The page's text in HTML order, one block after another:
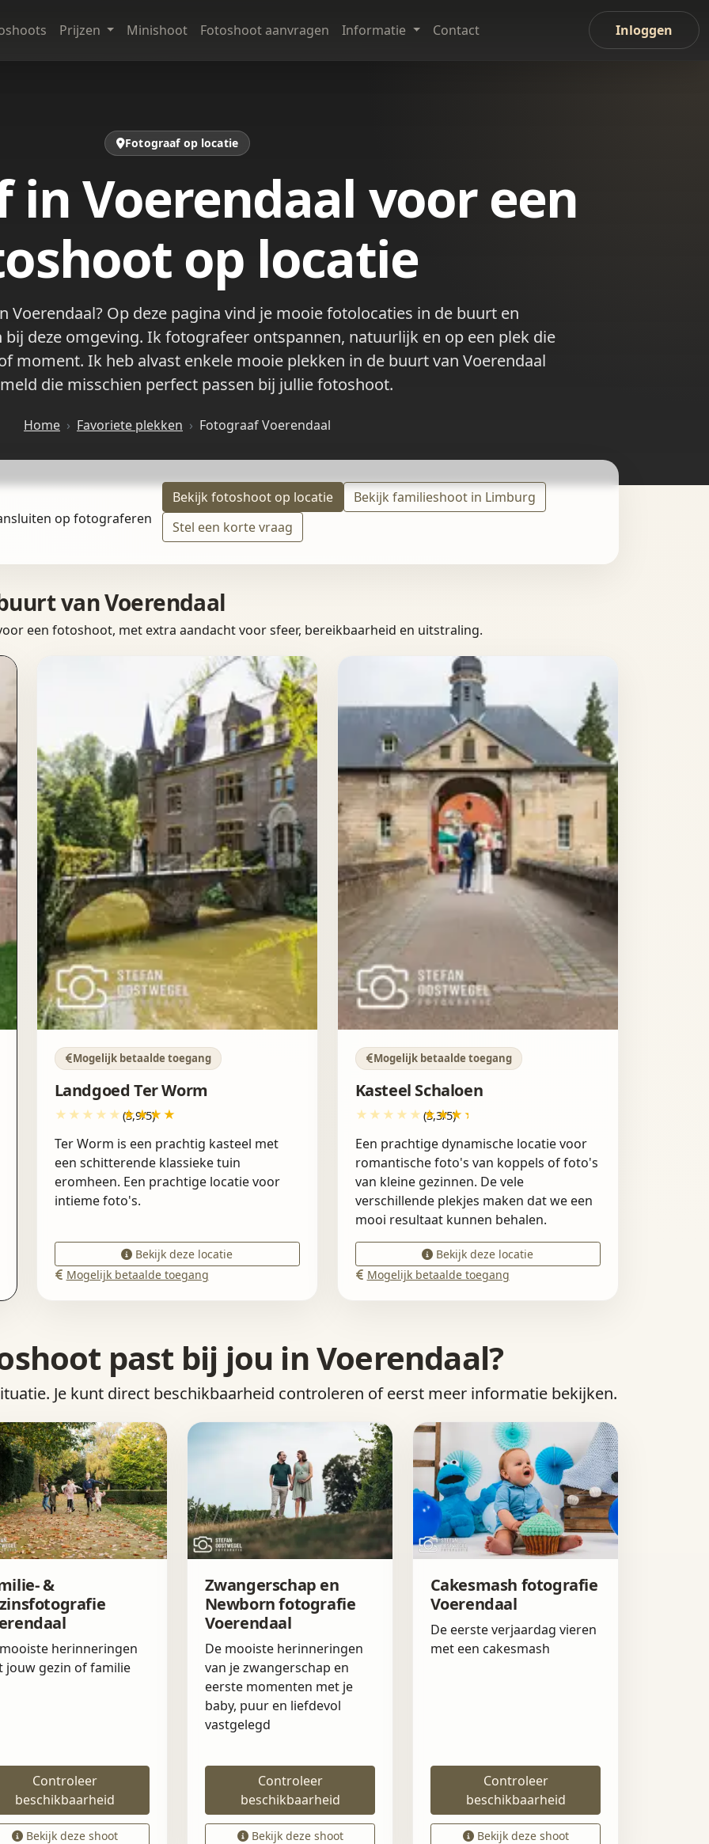
Prijzen Minishoot Fotoshoot aanvragen Informatie Contact Inloggen
Fotograaf op locatie
in Voerendaal voor een
op locatie
Voerendaal? Op deze pagina vind je mooie fotolocaties in de buurt en
deze omgeving. Ik fotografeer ontspannen, natuurlijk en op een plek die
moment. Ik heb alvast enkele mooie plekken in de buurt van Voerendaal
die misschien perfect passen bij jullie fotoshoot.
Home Favoriete plekken Fotograaf Voerendaal
op fotograferen
Bekijk fotoshoot op locatie
Bekijk familieshoot in Limburg
Stel een korte vraag
van Voerendaal
een fotoshoot, met extra aandacht voor sfeer, bereikbaarheid en uitstraling.
Mogelijk betaalde toegang
Landgoed Ter Worm
(3,9/5)
Ter Worm is een prachtig kasteel met
een schitterende klassieke tuin
eromheen. Een prachtige locatie voor
intieme foto's.
Bekijk deze locatie
Mogelijk betaalde toegang
Mogelijk betaalde toegang
Kasteel Schaloen
(3,3/5)
Een prachtige dynamische locatie voor
romantische foto's van koppels of foto's
van kleine gezinnen. De vele
verschillende plekjes maken dat we een
mooi resultaat kunnen behalen.
Bekijk deze locatie
Mogelijk betaalde toegang
past bij jou in Voerendaal?
Je kunt direct beschikbaarheid controleren of eerst meer informatie bekijken.
&
herinneringen
jouw gezin of familie
Controleer
beschikbaarheid
Bekijk deze shoot
Zwangerschap en
Newborn fotografie
Voerendaal
De mooiste herinneringen
van je zwangerschap en
eerste momenten met je
baby, puur en liefdevol
vastgelegd
Controleer
beschikbaarheid
Bekijk deze shoot
Cakesmash fotografie
Voerendaal
De eerste verjaardag vieren
met een cakesmash
Controleer
beschikbaarheid
Bekijk deze shoot